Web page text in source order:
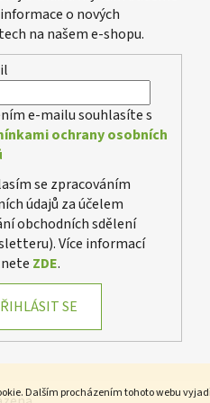
Dalším procházením tohoto webu
o nových
na našem e-shopu.
e-mailu souhlasíte s
ochrany osobních
se zpracováním
údajů za účelem
obchodních sdělení
Více informací
ZDE.
SE